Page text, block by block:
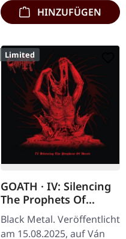
HINZUFÜGEN
Limited
GOATH · IV: Silencing
The Prophets Of
Deceit | DIGIPAK CD
Black Metal. Veröffentlicht
am 15.08.2025, auf Ván